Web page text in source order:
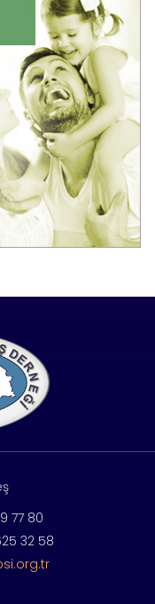
77 80
32 58